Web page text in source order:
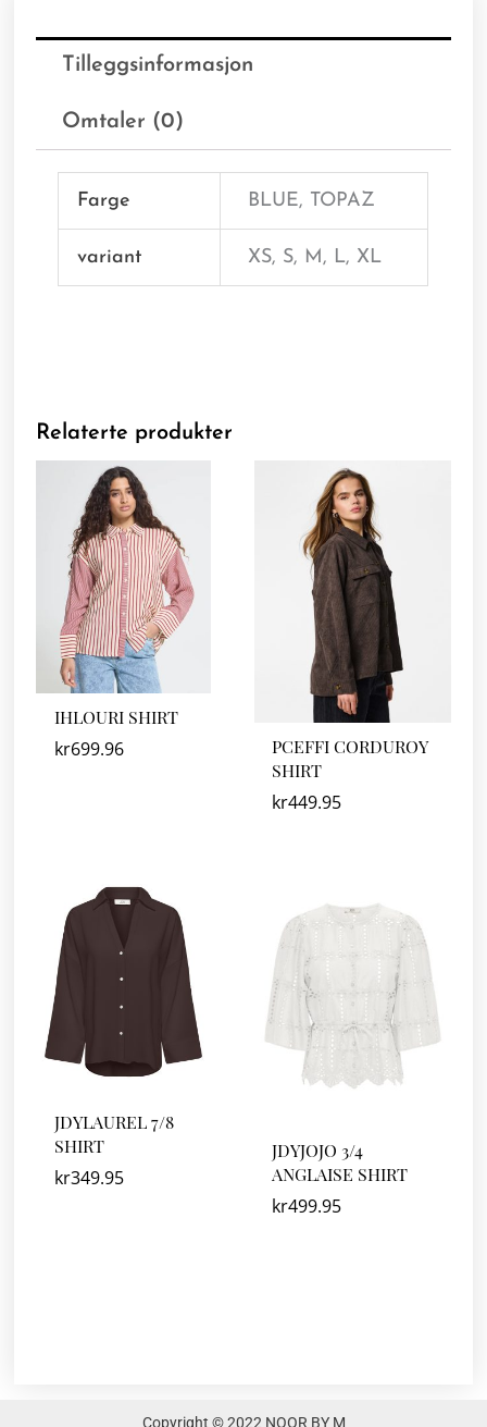
Tilleggsinformasjon
Omtaler (0)
Farge BLUE, TOPAZ
variant XS, S, M, L, XL
Relaterte produkter
IHLOURI SHIRT
kr699.96
PCEFFI CORDUROY
SHIRT
kr449.95
JDYLAUREL 7/8
SHIRT
kr349.95
JDYJOJO 3/4
ANGLAISE SHIRT
kr499.95
Copyright © 2022 NOOR BY M